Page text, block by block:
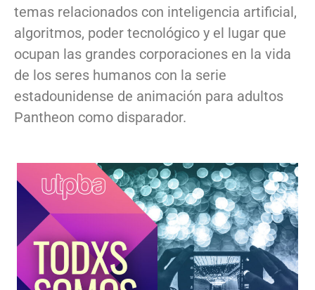
temas relacionados con inteligencia artificial,
algoritmos, poder tecnológico y el lugar que
ocupan las grandes corporaciones en la vida
de los seres humanos con la serie
estadounidense de animación para adultos
Pantheon como disparador.